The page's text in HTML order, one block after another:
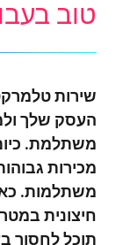
טוב
שירות
העסק שלך
משתלמת.
מכירות
משתלמות.
חיצונית
תוכל לחסוך